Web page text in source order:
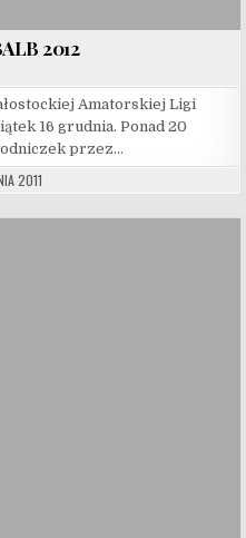
2012
Amatorskiej Ligi
16 grudnia. Ponad 20
przez…
2011